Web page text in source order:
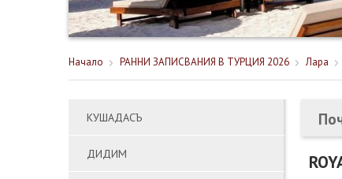
Начало РАННИ ЗАПИСВАНИЯ В ТУРЦИЯ 2026 Лара
КУШАДАСЪ
ДИДИМ